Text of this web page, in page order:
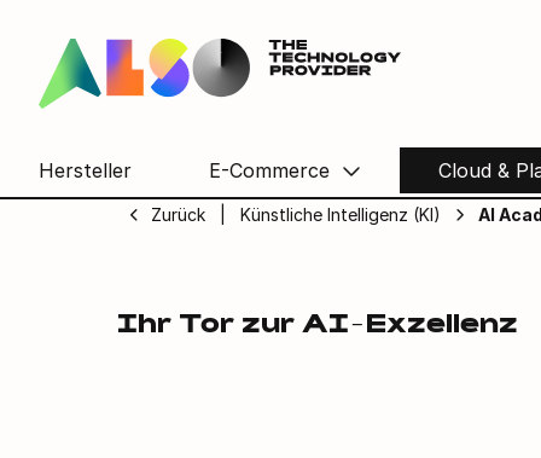
Hersteller E-Commerce Cloud &
ALSO AI
Zurück Künstliche Intelligenz (KI) AI
Ihr Tor zur AI-Exzellenz